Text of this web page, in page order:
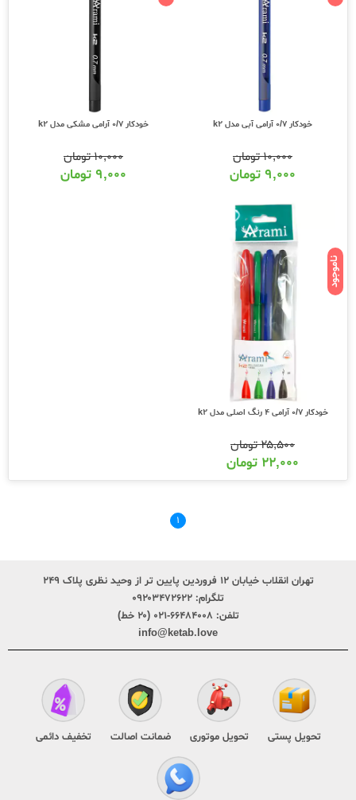
خودکار 0/7 آرامی آبی مدل k2
۱۰,۰۰۰تومان
۹,۰۰۰ تومان
خودکار 0/7 آرامی مشکی مدل k2
۱۰,۰۰۰تومان
۹,۰۰۰ تومان
ناموجود
خودکار 0/7 آرامی 4 رنگ اصلی مدل k2
۲۵,۵۰۰تومان
۲۲,۰۰۰ تومان
۱
تهران انقلاب خیابان ۱۲ فروردین پایین تر از وحید نظری پلاک ۲۴۹
تلگرام: ۰۹۲۰۳۴۷۲۶۲۲
تلفن: ۶۶۴۸۴۰۰۸-۰۲۱ (۲۰ خط)
info@ketab.love
تحویل پستی تحویل موتوری ضمانت اصالت تخفیف دائمی